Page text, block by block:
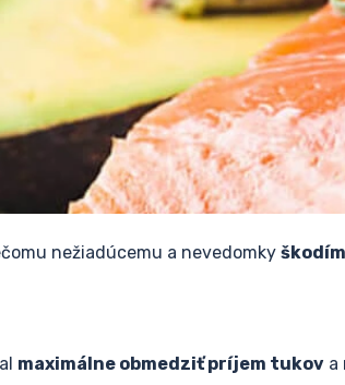
nežiadúcemu a nevedomky
maximálne obmedziť príjem tukov a